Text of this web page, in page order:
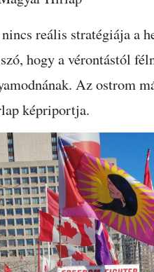
reális stratégiája a
hogy a vérontástól
Az ostrom
képriportja.